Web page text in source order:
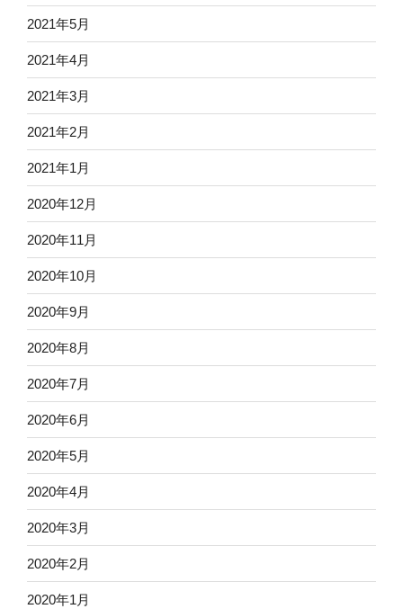
2021年5月
2021年4月
2021年3月
2021年2月
2021年1月
2020年12月
2020年11月
2020年10月
2020年9月
2020年8月
2020年7月
2020年6月
2020年5月
2020年4月
2020年3月
2020年2月
2020年1月